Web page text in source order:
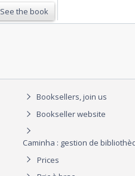
See the book
Booksellers, join us
Bookseller website
Caminha : gestion de
Prices